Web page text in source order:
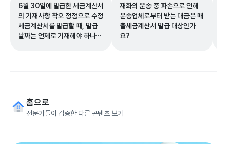
6월 30일에 발급한 세금계산서
의 기재사항 착오 정정으로 수정
세금계산서를 발급할 때, 발급
날짜는 언제로 기재해야 하나
재화의 운송 중 파손으로 인해
운송업체로부터 받는 대금은 매
출세금계산서 발급 대상인가
요?
홈으로
전문가들이 검증한 다른 콘텐츠 보기